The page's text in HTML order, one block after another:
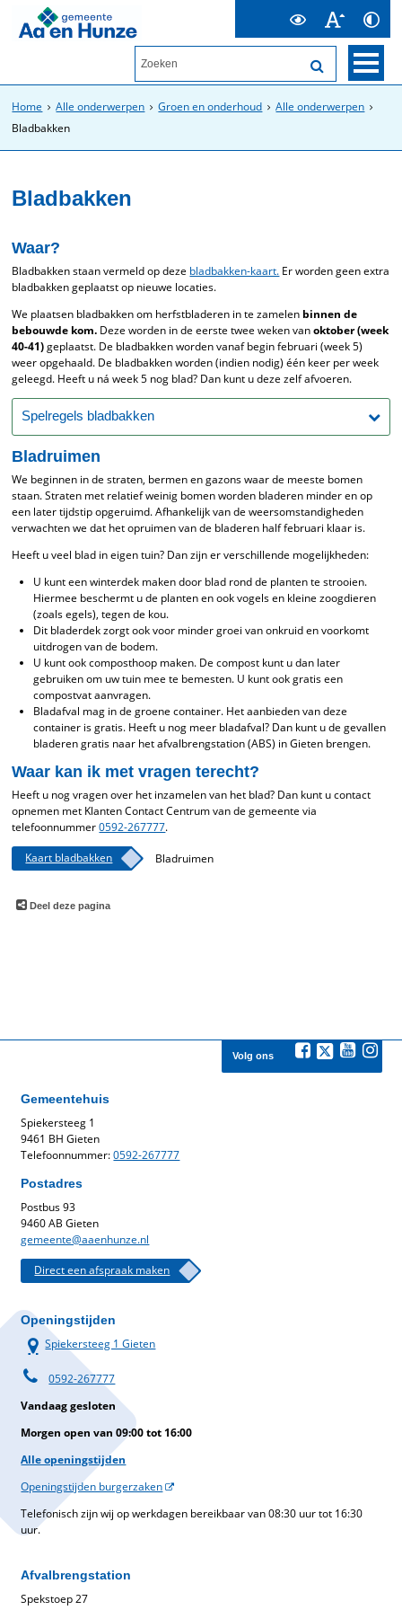
Home Alle onderwerpen Groen en onderhoud
Alle onderwerpen
Bladbakken
Bladbakken
Waar?
Bladbakken staan vermeld op deze bladbakken-kaart. Er worden geen extra
bladbakken geplaatst op nieuwe locaties.
We plaatsen bladbakken om herfstbladeren in te zamelen binnen de
bebouwde kom. Deze worden in de eerste twee weken vanoktober (week
40-41)geplaatst. De bladbakken worden vanaf begin februari (week 5)
weer opgehaald. De bladbakken worden (indien nodig) één keer per week
geleegd. Heeft u ná week 5 nog blad? Dan kunt u deze zelf afvoeren.
Spelregels bladbakken
Bladruimen
We beginnen in de straten, bermen en gazons waar de meeste bomen
staan. Straten met relatief weinig bomen worden bladeren minder en op
een later tijdstip opgeruimd. Afhankelijk van de weersomstandigheden
verwachten we dat het opruimen van de bladeren half februari klaar is.
Heeft u veel blad in eigen tuin? Dan zijn er verschillende mogelijkheden:
U kunt een winterdek maken door blad rond de planten te strooien.
Hiermee beschermt u de planten en ook vogels en kleine zoogdieren
(zoals egels), tegen de kou.
Dit bladerdek zorgt ook voor minder groei van onkruid en voorkomt
uitdrogen van de bodem.
U kunt ook composthoop maken. De compost kunt u dan later
gebruiken om uw tuin mee te bemesten. U kunt ook gratis een
compostvat aanvragen.
Bladafval mag in de groene container. Het aanbieden van deze
container is gratis. Heeft u nog meer bladafval? Dan kunt u de gevallen
bladeren gratis naar het afvalbrengstation (ABS) in Gieten brengen.
Waar kan ik met vragen terecht?
Heeft u nog vragen over het inzamelen van het blad? Dan kunt u contact
opnemen met Klanten Contact Centrum van de gemeente via
telefoonnummer0592-267777.
Kaart bladbakken Bladruimen
Deel deze pagina
Volg ons
Gemeentehuis
Spiekersteeg 1
9461 BH Gieten
Telefoonnummer:0592-267777
Postadres
Postbus 93
9460 AB Gieten
gemeente@aaenhunze.nl
Direct een afspraak maken
Openingstijden
Spiekersteeg 1 Gieten
0592-267777
Vandaag gesloten
Morgen open van 09:00 tot 16:00
Alle openingstijden
Openingstijden burgerzaken
Telefonisch zijn wij op werkdagen bereikbaar van 08:30 uur tot 16:30
uur.
Afvalbrengstation
Spekstoep 27